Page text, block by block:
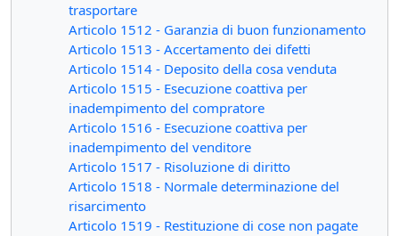
trasportare
Articolo 1512 - Garanzia di buon funzionamento
Articolo 1513 - Accertamento dei difetti
Articolo 1514 - Deposito della cosa venduta
Articolo 1515 - Esecuzione coattiva per
inadempimento del compratore
Articolo 1516 - Esecuzione coattiva per
inadempimento del venditore
Articolo 1517 - Risoluzione di diritto
Articolo 1518 - Normale determinazione del
risarcimento
Articolo 1519 - Restituzione di cose non pagate